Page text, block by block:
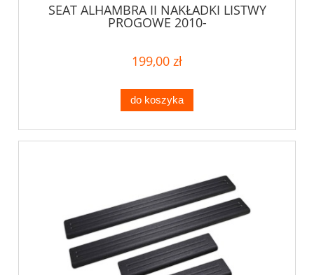
SEAT ALHAMBRA II NAKŁADKI LISTWY
PROGOWE 2010-
199,00 zł
do koszyka